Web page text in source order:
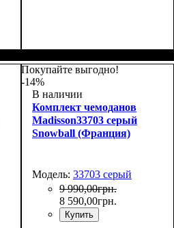
Покупайте выгодно!
-14%
В наличии
Комплект чемоданов
Madisson33703 серый
Snowball (Франция)
Модель: 33703 серый
9 990,00грн.
8 590,00грн.
Купить